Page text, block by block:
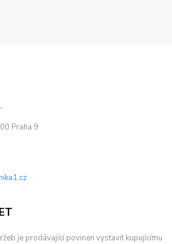
Praha 9
je prodávající povinen vystavit kupujícímu